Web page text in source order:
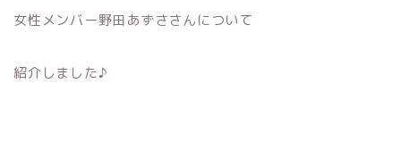
女性メンバー野田あずささんについて
紹介しました♪